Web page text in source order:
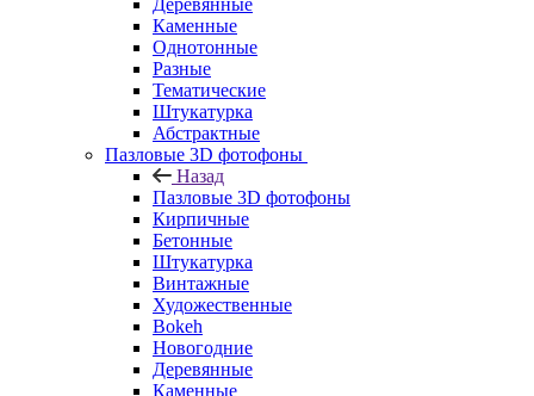
Каменные
Однотонные
Разные
Тематические
Штукатурка
Абстрактные
Пазловые 3D фотофоны
Назад
Пазловые 3D фотофоны
Кирпичные
Бетонные
Штукатурка
Винтажные
Художественные
Bokeh
Новогодние
Деревянные
Каменные